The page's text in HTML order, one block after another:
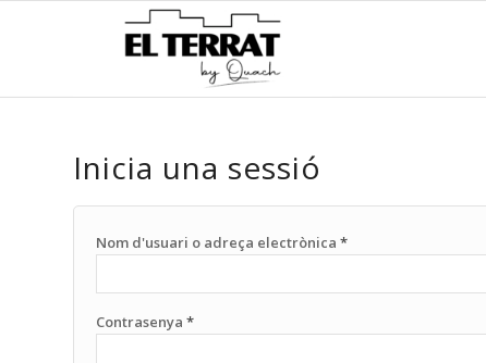
Inicia una sessió
Nom d'usuari o adreça electrònica *
Contrasenya *